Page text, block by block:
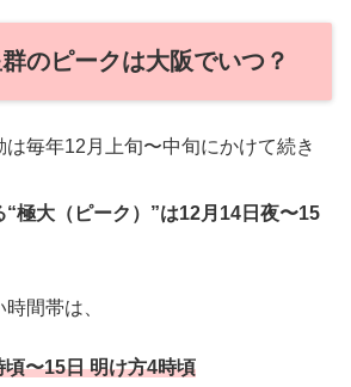
のピークは大阪でいつ？
毎年12月上旬〜中旬にかけて続き
極大（ピーク）”は12月14日夜〜15
間帯は、
〜15日 明け方4時頃